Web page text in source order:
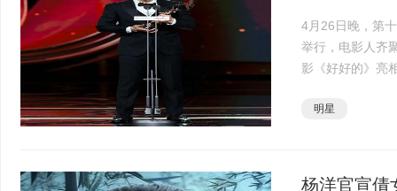
4月26日晚，第
举行，电影人齐
影《好好的》亮
北保姆和一个···
明星
杨洋官宣倩